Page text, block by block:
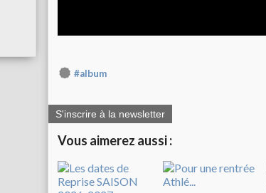
#album
S'inscrire à la newsletter
Vous aimerez aussi :